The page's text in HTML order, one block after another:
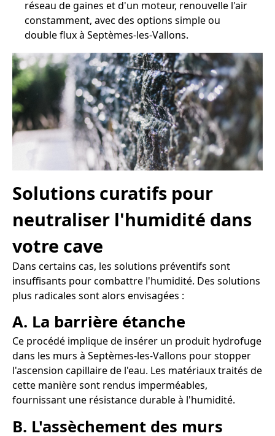
réseau de gaines et d'un moteur, renouvelle l'air
constamment, avec des options simple ou
double flux à Septèmes-les-Vallons.
Solutions curatifs pour
neutraliser l'humidité dans
votre cave
Dans certains cas, les solutions préventifs sont
insuffisants pour combattre l'humidité. Des solutions
plus radicales sont alors envisagées :
A. La barrière étanche
Ce procédé implique de insérer un produit hydrofuge
dans les murs à Septèmes-les-Vallons pour stopper
l'ascension capillaire de l'eau. Les matériaux traités de
cette manière sont rendus imperméables,
fournissant une résistance durable à l'humidité.
B. L'assèchement des murs